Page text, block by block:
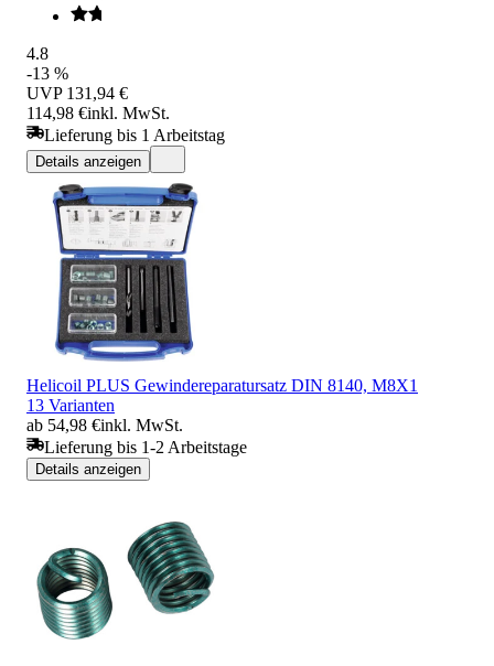
4.8
-13 %
UVP 131,94 €
114,98 €inkl. MwSt.
Lieferung bis 1 Arbeitstag
Details anzeigen
Helicoil PLUS Gewindereparatursatz DIN 8140, M8X1
13 Varianten
ab 54,98 €inkl. MwSt.
Lieferung bis 1-2 Arbeitstage
Details anzeigen